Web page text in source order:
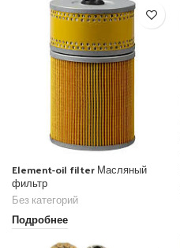
Element-oil filter Масляный
фильтр
Без категорий
Подробнее